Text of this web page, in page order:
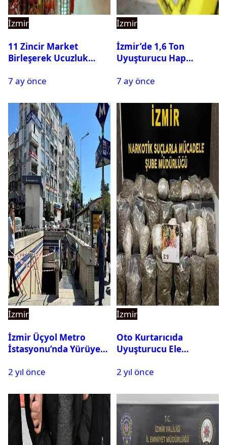
İzmir
11 Zincir Market
Birleşerek Ucuzluk
7 ay önce
İzmir
İzmir’de 1,6 Ton
Uyuşturucu Hap
Geçirildi
7 ay önce
İzmir
İzmir Üçyol Metro
İstasyonu’nda Yürüyen
Yaralandı
2 yıl önce
İzmir
Oto Kurtarıcıda
Uyuşturucu Ele
Tutuklandı
2 yıl önce